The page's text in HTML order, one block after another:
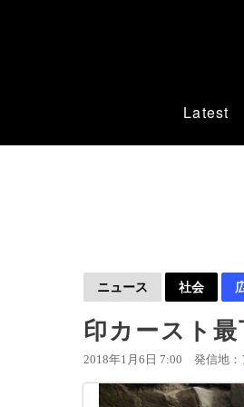
Latest
ニュース 社会
印カースト
2018年1月6日 7:00 発信地